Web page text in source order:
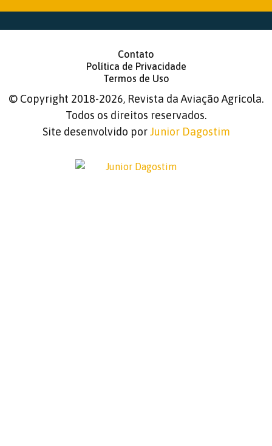
Contato
Política de Privacidade
Termos de Uso
© Copyright 2018-2026, Revista da Aviação Agrícola.
Todos os direitos reservados.
Site desenvolvido porJunior Dagostim